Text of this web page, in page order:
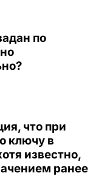
по
что при
ключу в
известно,
ранее